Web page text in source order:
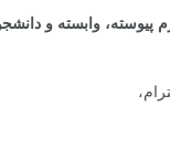
پیوسته، وابسته و